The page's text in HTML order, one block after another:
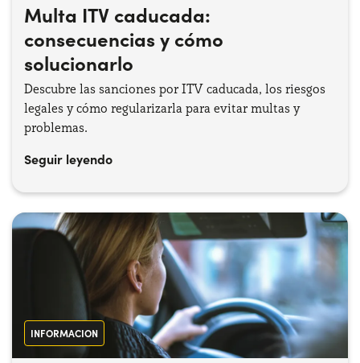
Multa ITV caducada:
consecuencias y cómo
solucionarlo
Descubre las sanciones por ITV caducada, los riesgos
legales y cómo regularizarla para evitar multas y
problemas.
Seguir leyendo
INFORMACION